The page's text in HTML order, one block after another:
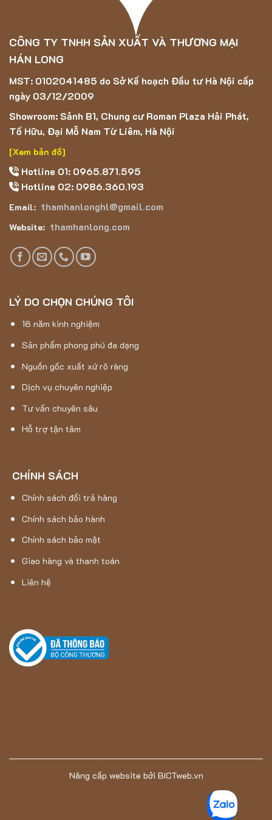
CÔNG TY TNHH SẢN XUẤT VÀ THƯƠNG MẠI
HÁN LONG
MST: 0102041485 do Sở Kế hoạch Đầu tư Hà Nội cấp
ngày 03/12/2009
Showroom: Sảnh B1, Chung cư Roman Plaza Hải Phát,
Tố Hữu, Đại Mỗ Nam Từ Liêm, Hà Nội
[Xem bản đồ]
Hotline 01: 0965.871.595
Hotline 02: 0986.360.193
Email: thamhanlonghl@gmail.com
Website: thamhanlong.com
LÝ DO CHỌN CHÚNG TÔI
18 năm kinh nghiệm
Sản phẩm phong phú đa dạng
Nguồn gốc xuất xứ rõ ràng
Dịch vụ chuyên nghiệp
Tư vấn chuyên sâu
Hỗ trợ tận tâm
CHÍNH SÁCH
Chính sách đổi trả hàng
Chính sách bảo hành
Chính sách bảo mật
Giao hàng và thanh toán
Liên hệ
Nâng cấp website bởi BICTweb.vn